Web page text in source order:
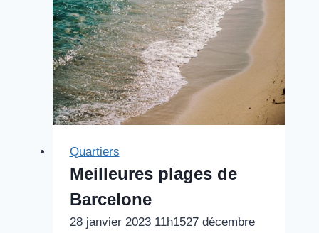
loger
à
Barcelone
Quartiers
Meilleures plages de
Barcelone
28 janvier 2023 11h1527 décembre